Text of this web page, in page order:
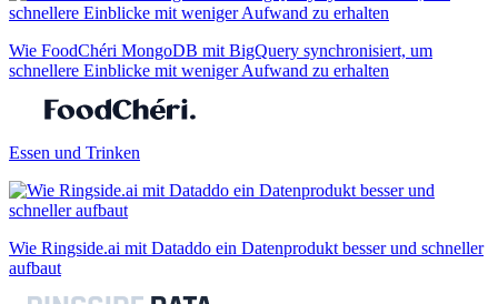
Wie FoodChéri MongoDB mit BigQuery synchronisiert, um
schnellere Einblicke mit weniger Aufwand zu erhalten
Essen und Trinken
Wie Ringside.ai mit Dataddo ein Datenprodukt besser und schneller
aufbaut